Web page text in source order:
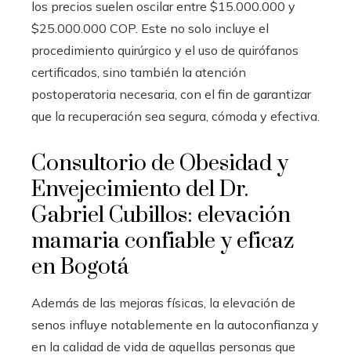
los precios suelen oscilar entre $15.000.000 y
$25.000.000 COP. Este no solo incluye el
procedimiento quirúrgico y el uso de quirófanos
certificados, sino también la atención
postoperatoria necesaria, con el fin de garantizar
que la recuperación sea segura, cómoda y efectiva.
Consultorio de Obesidad y
Envejecimiento del Dr.
Gabriel Cubillos: elevación
mamaria confiable y eficaz
en Bogotá
Además de las mejoras físicas, la elevación de
senos influye notablemente en la autoconfianza y
en la calidad de vida de aquellas personas que